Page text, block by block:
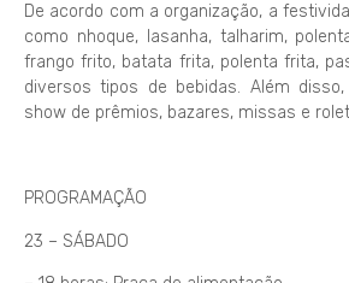
De acordo com a organização, a
como nhoque, lasanha, talharim,
frango frito, batata frita, polenta frita,
diversos tipos de bebidas. Além
show de prêmios, bazares, missas e
PROGRAMAÇÃO
23 – SÁBADO